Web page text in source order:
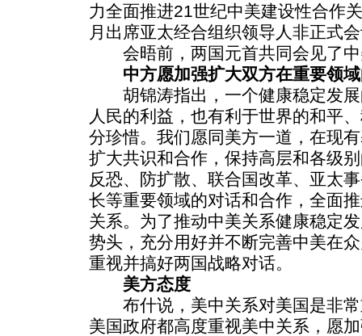
力全面推进21世纪中美建设性合作
月出席亚太经合组织领导人非正式
会晤前，两国元首共同会见了中
中方愿加强扩大双方在重要领
胡锦涛指出，一个健康稳定发展
人民的利益，也有利于世界的和平
分珍惜。我们愿同美方一道，在现
扩大共识和合作，保持高层和各级
反恐、防扩散、联合国改革、亚太
长等重要领域的对话和合作，全面
关系。为了推动中美关系健康稳定
势头，充分用好并不断完善中美在
重视并搞好两国战略对话。
美方态度
布什说，美中关系对美国是非常
美国政府都高度重视美中关系，愿